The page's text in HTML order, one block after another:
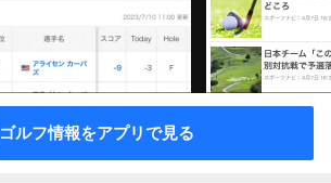
ゴルフ情報をアプリで見る